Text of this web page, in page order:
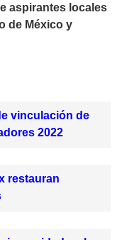
aspirantes locales
de México y
vinculación de
2022
restauran